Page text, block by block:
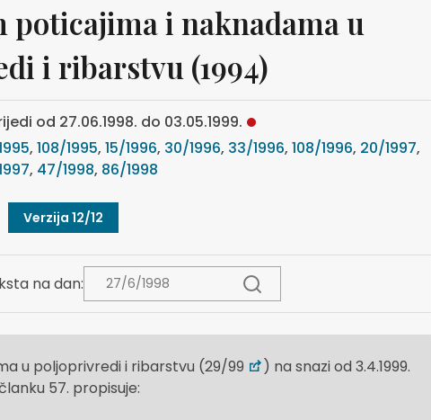
poticajima i naknadama u
i ribarstvu (1994)
od 27.06.1998. do 03.05.1999.
, 108/1995, 15/1996, 30/1996, 33/1996, 108/1996, 20/1997,
, 47/1998, 86/1998
Verzija 12/12
na dan:
u poljoprivredi i ribarstvu (29/99
) na snazi od 3.4.1999.
57. propisuje: